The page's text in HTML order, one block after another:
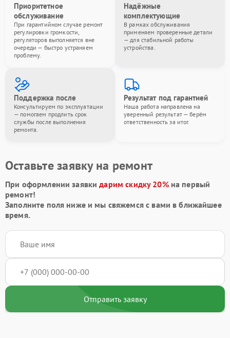
Приоритетное
обслуживание
При гарантийном случае ремонт
регулировки громкости,
регуляторов выполняется вне
очереди — быстро устраняем
проблему.
Надёжные
комплектующие
В рамках обслуживания
применяем проверенные детали
— для стабильной работы
устройства.
Поддержка после
Консультируем по эксплуатации
— помогаем продлить срок
службы после выполнения
ремонта.
Результат под гарантией
Наша работа направлена на
уверенный результат — берём
ответственность за итог.
Оставьте заявку на ремонт
При оформлении заявкидарим скидку 20%на первый
ремонт!
Заполните поля ниже и мы свяжемся с вами в ближайшее
время.
Отправить заявку